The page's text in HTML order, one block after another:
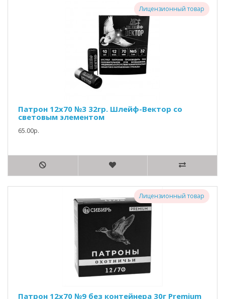
Лицензионный товар
Патрон 12х70 №3 32гр. Шлейф-Вектор со
световым элементом
65.00р.
Лицензионный товар
Патрон 12х70 №9 без контейнера 30г Premium